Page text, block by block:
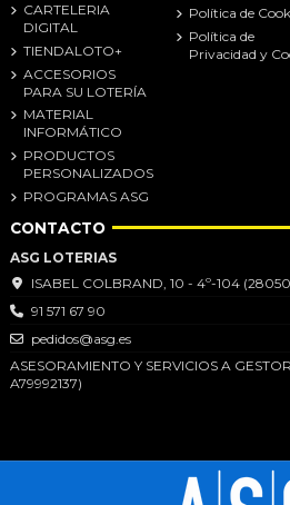
CARTELERIA
DIGITAL
TIENDALOTO+
ACCESORIOS
PARA SU LOTERÍA
MATERIAL
INFORMÁTICO
PRODUCTOS
PERSONALIZADOS
PROGRAMAS ASG
Política de
Política de
Privacidad y
CONTACTO
ASG LOTERIAS
ISABEL COLBRAND, 10 - 4º-104
91 571 67 90
pedidos@asg.es
ASESORAMIENTO Y SERVICIOS A
A79992137)